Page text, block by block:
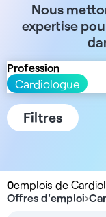
Nous
expertise
Profession
Cardiologue
Filtres
0emplois de
Offres d'emploi›